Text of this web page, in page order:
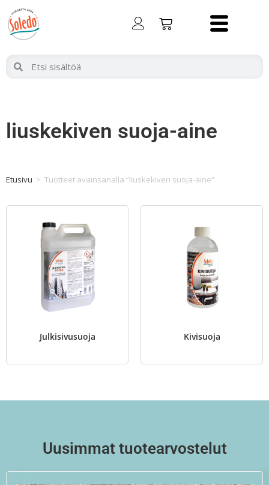
liuskekiven suoja-aine
Etusivu > Tuotteet avainsanalla “liuskekiven suoja-aine”
Julkisivusuoja Kivisuoja
Uusimmat tuotearvostelut